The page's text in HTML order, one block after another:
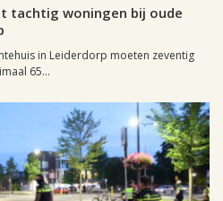
tachtig woningen bij oude
in Leiderdorp moeten zeventig
65...